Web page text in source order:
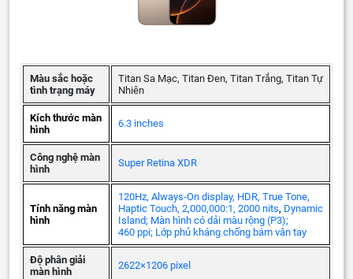
Màu sắc hoặc
tình trạng máy
Titan Sa Mạc, Titan Đen, Titan Trắng, Titan Tự
Nhiên
Kích thước màn
hình
6.3 inches
Công nghệ màn
hình
Super Retina XDR
Tính năng màn
hình
120Hz, Always-On display, HDR, True Tone,
Haptic Touch, 2,000,000:1, 2000 nits, Dynamic
Island; Màn hình có dải màu rộng (P3);
460 ppi; Lớp phủ kháng chống bám vân tay
Độ phân giải
màn hình
2622×1206 pixel